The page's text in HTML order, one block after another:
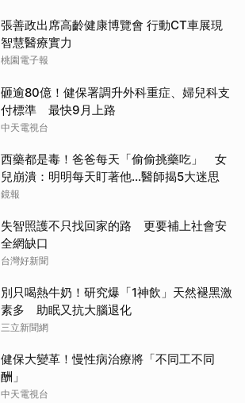
張善政出席高齡健康博覽會 行動CT車展現
智慧醫療實力
桃園電子報
砸逾80億！健保署調升外科重症、婦兒科支
付標準 最快9月上路
中天電視台
西藥都是毒！爸爸每天「偷偷挑藥吃」 女
兒崩潰：明明每天盯著他…醫師揭5大迷思
鏡報
失智照護不只找回家的路 更要補上社會安
全網缺口
台灣好新聞
別只喝熱牛奶！研究爆「1神飲」天然褪黑激
素多 助眠又抗大腦退化
三立新聞網
健保大變革！慢性病治療將「不同工不同
酬」
中天電視台